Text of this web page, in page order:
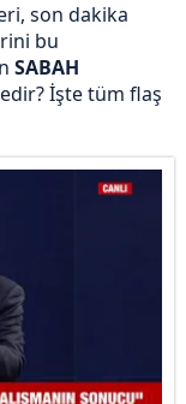
son dakika
bu
SABAH
İşte tüm flaş